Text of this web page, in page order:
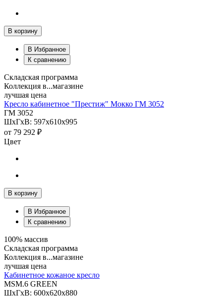
В корзину
В Избранное
К сравнению
Складская программа
Коллекция в...магазине
лучшая цена
Кресло кабинетное "Престиж" Мокко ГМ 3052
ГМ 3052
ШхГхВ: 597х610х995
от 79 292 ₽
Цвет
В корзину
В Избранное
К сравнению
100% массив
Складская программа
Коллекция в...магазине
лучшая цена
Кабинетное кожаное кресло
MSM.6 GREEN
ШхГхВ: 600х620х880